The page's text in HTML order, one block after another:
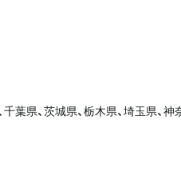
県、茨城県、栃木県、埼玉県、